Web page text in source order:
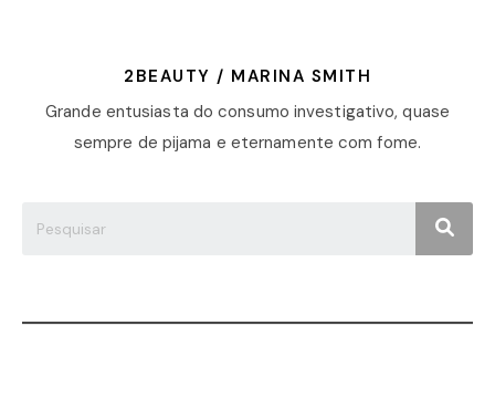
2BEAUTY / MARINA SMITH
Grande entusiasta do consumo investigativo, quase
sempre de pijama e eternamente com fome.